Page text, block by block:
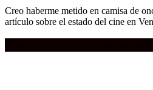
Creo haberme metido en camisa de
artículo sobre el estado del cine en